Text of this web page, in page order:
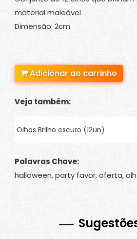
material maleável
Dimensão: 2cm
Adicionar ao carrinho
Veja também:
Palavras Chave:
halloween, party favor, oferta,